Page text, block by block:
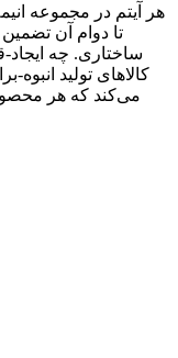
هر آیتم در مجموعه
تا دوام آن
ساختاری. چه
کالاهای تولید
می‌کند که هر